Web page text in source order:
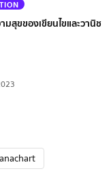
สุขของเขียนไขและวานิช